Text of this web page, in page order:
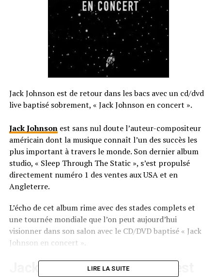
Jack Johnson est de retour dans les bacs avec un cd/dvd
live baptisé sobrement, « Jack Johnson en concert ».
Jack Johnsonest sans nul doute l’auteur-compositeur
américain dont la musique connaît l’un des succès les
plus important à travers le monde. Son dernier album
studio, « Sleep Through The Static », s’est propulsé
directement numéro 1 des ventes aux USA et en
Angleterre.
L’écho de cet album rime avec des stades complets et
une tournée mondiale que l’on peut aujourd’hui
visionner dans son salon avec le CD/DVD baptisé « Jack
Johnson en concert ».
Jack Johnson en concert c’est
LIRE LA SUITE